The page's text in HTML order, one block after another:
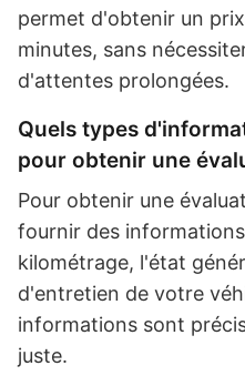
permet d'obtenir un
minutes, sans
d'attentes prolongées.
Quels types
pour obtenir une
Pour obtenir une
fournir des
kilométrage, l'état
d'entretien de votre
informations sont
juste.